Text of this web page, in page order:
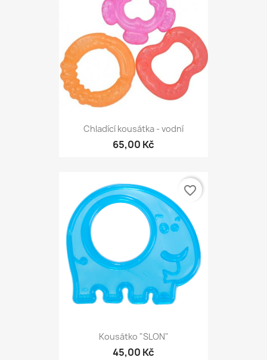
Chladící kousátka - vodní
65,00 Kč
Kousátko "SLON"
45,00 Kč
favorite_border